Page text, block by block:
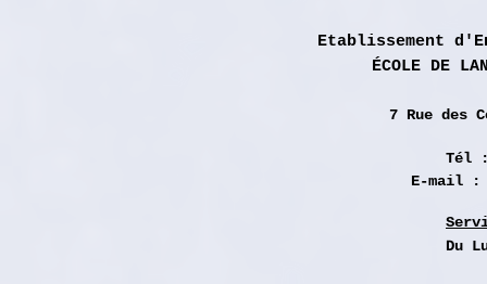
Etablissement
ÉCOLE DE
7 Rue des
Tél
E-mail
Du